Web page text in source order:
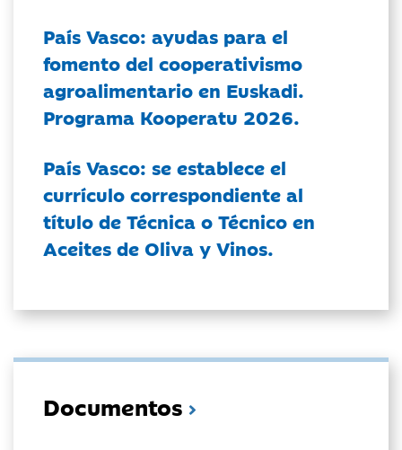
País Vasco: ayudas para el
fomento del cooperativismo
agroalimentario en Euskadi.
Programa Kooperatu 2026.
País Vasco: se establece el
currículo correspondiente al
título de Técnica o Técnico en
Aceites de Oliva y Vinos.
Documentos